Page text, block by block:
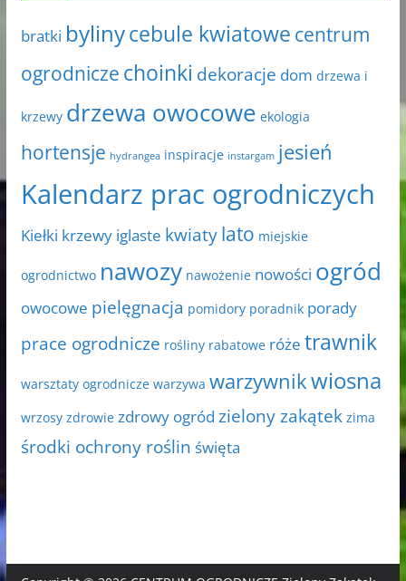
bratki bylinycebule kwiatowe centrum
ogrodnicze choinki dekoracje dom drzewa i
krzewy drzewa owocowe ekologia
hortensje hydrangea inspiracje instargam jesień
Kalendarz prac ogrodniczych
Kiełki krzewy iglaste kwiaty lato miejskie
ogrodnictwo nawozy nawożenie nowości ogród
owocowe pielęgnacja pomidory poradnik porady
prace ogrodnicze rośliny rabatowe róże trawnik
warsztaty ogrodnicze warzywa warzywnikwiosna
wrzosy zdrowie zdrowy ogród zielony zakątek zima
środki ochrony roślin święta